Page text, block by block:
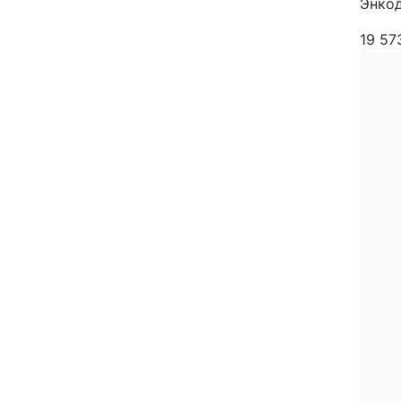
19